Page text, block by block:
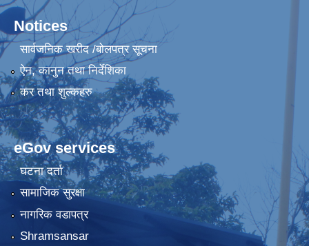
Notices
सार्वजनिक खरीद /बोलपत्र सूचना
ऐन, कानुन तथा निर्देशिका
कर तथा शुल्कहरु
eGov services
घटना दर्ता
सामाजिक सुरक्षा
नागरिक वडापत्र
Shramsansar